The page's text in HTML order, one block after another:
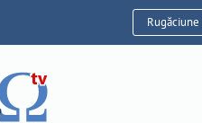
Rugăciune